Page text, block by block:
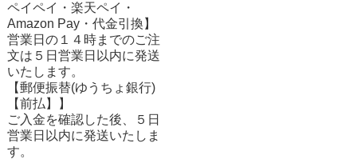
ペイペイ・楽天ペイ・
Amazon Pay・ 代金引換】
営業日の１４時までのご注
文は５日営業日以内に発送
いたします。
【郵便振替(ゆうちょ銀行)
【前払】】
ご入金を確認した後、５日
営業日以内に発送いたしま
す。